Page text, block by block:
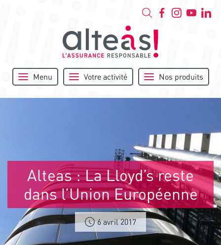
Menu Votre activité Nos produits
Alteas : La Lloyd’s reste
dans l’Union Européenne
6 avril 2017